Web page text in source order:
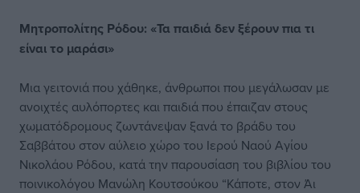
Μητροπολίτης Ρόδου: «Τα παιδιά δεν ξέρουν πια τι
είναι το μαράσι»
Μια γειτονιά που χάθηκε, άνθρωποι που μεγάλωσαν με
ανοιχτές αυλόπορτες και παιδιά που έπαιζαν στους
χωματόδρομους ζωντάνεψαν ξανά το βράδυ του
Σαββάτου στον αύλειο χώρο του Ιερού Ναού Αγίου
Νικολάου Ρόδου, κατά την παρουσίαση του βιβλίου του
ποινικολόγου Μανώλη Κουτσούκου “Κάποτε, στον Άι